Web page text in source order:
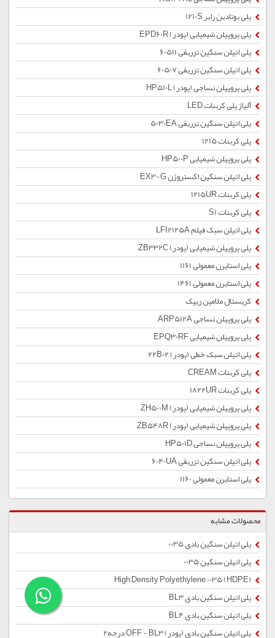
پلی بوتادین رابر 1210S
پلی پروپیلن شیمیایی (پودر) EPD60R
پلی اتیلن سنگین تزریقی 60511
پلی اتیلن سنگین تزریقی 60507
پلی پروپیلن نساجی (پودر) HP510L
آلیاژ پلی کربنات LED
پلی اتیلن سنگین تزریقی 5030EA
پلی کربنات 1215
پلی پروپیلن شیمیایی HP500P
پلی اتیلن سنگین اکستروژن EX3-G
پلی کربنات 1215UR
پلی کربنات S1
پلی اتیلن سبک فیلم LFI2125A
پلی پروپیلن شیمیایی (پودر) ZB332C
پلی استایرن معمولی 1161
پلی استایرن معمولی 1461
کریستال ملامین ریپک
پلی پروپیلن نساجی ARP512A
پلی پروپیلن شیمیایی EPQ30RF
پلی اتیلن سبک خطی (پودر) 22B02
پلی کربنات CREAM
پلی کربنات 1822UR
پلی پروپیلن شیمیایی (پودر) ZH500M
پلی پروپیلن شیمیایی (پودر) ZB548R
پلی پروپیلن نساجی HP501D
پلی اتیلن سنگین تزریقی 6040UA
پلی استایرن معمولی 1160
محصولات مشابه
پلی اتیلن سنگین بادی 0035
پلی اتیلن سنگین 0035
پلی اتیلن سنگین بادی BL3
پلی اتیلن سنگین بادی BL4
پلی اتیلن سنگین بادی (پودر) OFF - BL3 درجه2